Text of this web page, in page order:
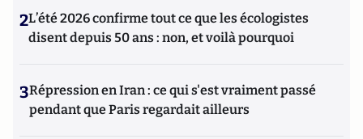
2L’été 2026 confirme tout ce que les écologistes
disent depuis 50 ans : non, et voilà pourquoi
3Répression en Iran : ce qui s'est vraiment passé
pendant que Paris regardait ailleurs